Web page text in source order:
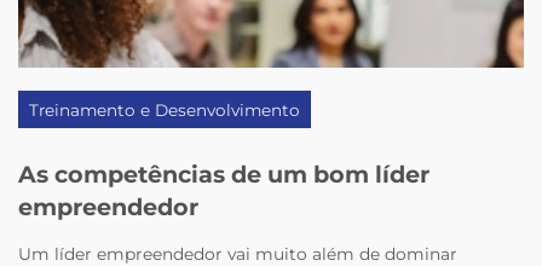
Treinamento e Desenvolvimento
As competências de um bom líder
empreendedor
Um líder empreendedor vai muito além de dominar